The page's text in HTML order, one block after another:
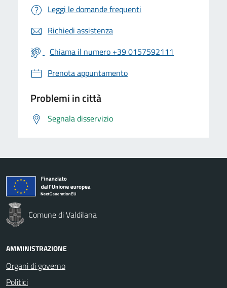
Leggi le domande frequenti
Richiedi assistenza
Chiama il numero +39 0157592111
Prenota appuntamento
Problemi in città
Segnala disservizio
Comune di Valdilana
AMMINISTRAZIONE
Organi di governo
Politici